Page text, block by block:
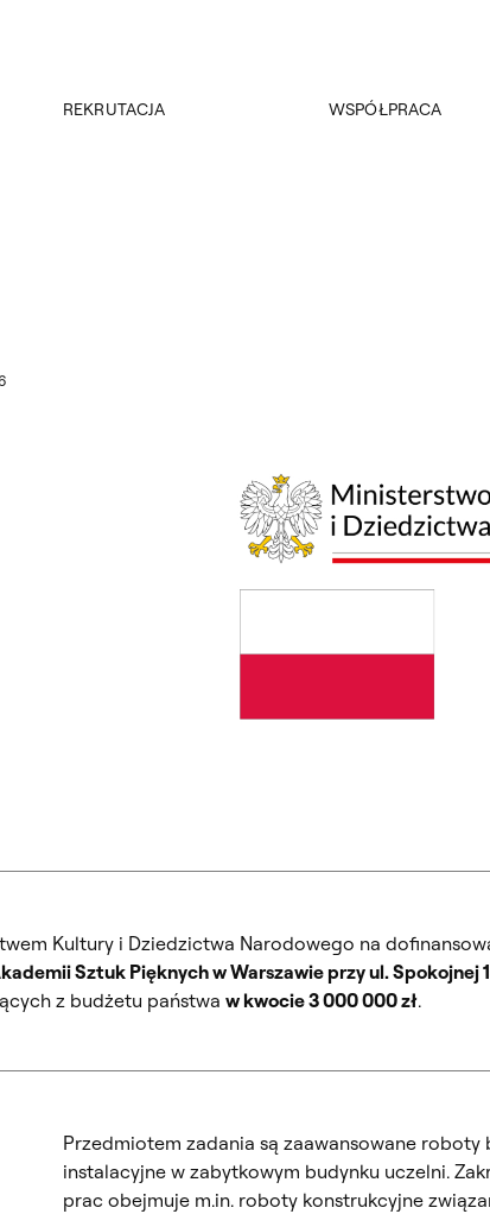
REKRUTACJA WSPÓŁPRACA
Kultury i Dziedzictwa Narodowego na
Sztuk Pięknych w Warszawie przy ul. Spokojnej
z budżetu państwa w kwocie 3 000 000 zł.
Przedmiotem zadania są zaawansowane
instalacyjne w zabytkowym budynku uczelni.
prac obejmuje m.in. roboty konstrukcyjne